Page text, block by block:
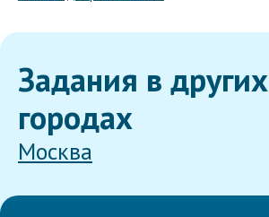
Задания в других
городах
Москва